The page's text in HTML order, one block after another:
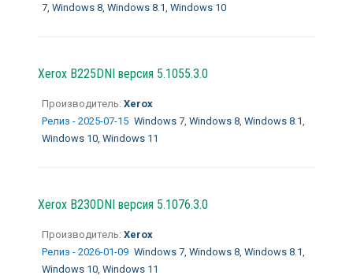
7, Windows 8, Windows 8.1, Windows 10
Xerox B225DNI версия 5.1055.3.0
Производитель: Xerox
Релиз - 2025-07-15 Windows 7, Windows 8, Windows 8.1,
Windows 10, Windows 11
Xerox B230DNI версия 5.1076.3.0
Производитель: Xerox
Релиз - 2026-01-09 Windows 7, Windows 8, Windows 8.1,
Windows 10, Windows 11